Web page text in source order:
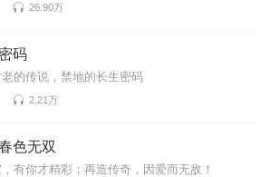
26.90万
码
的传说，禁地的长生密码
2.21万
色无双
有你才精彩；再造传奇，因爱而无敌！